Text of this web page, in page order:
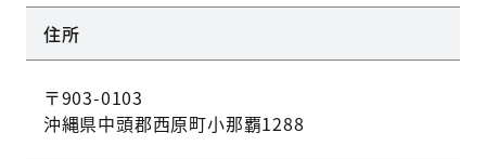
住所
〒903-0103
沖縄県中頭郡西原町小那覇1288